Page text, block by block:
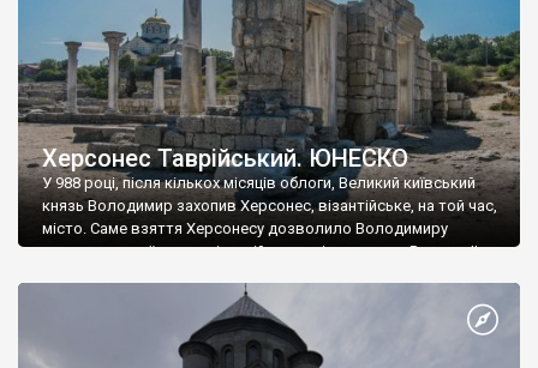
Херсонес Таврійський. ЮНЕСКО
У 988 році, після кількох місяців облоги, Великий київський
князь Володимир захопив Херсонес, візантійське, на той час,
місто. Саме взяття Херсонесу дозволило Володимиру
диктувати свої умови візантійському імператору Василю ІІ, та
Херсонесі Володимир-язичник, став Василем-християнином.
А потім було Хрещення Русі. На честь Херсонесу Таврійського